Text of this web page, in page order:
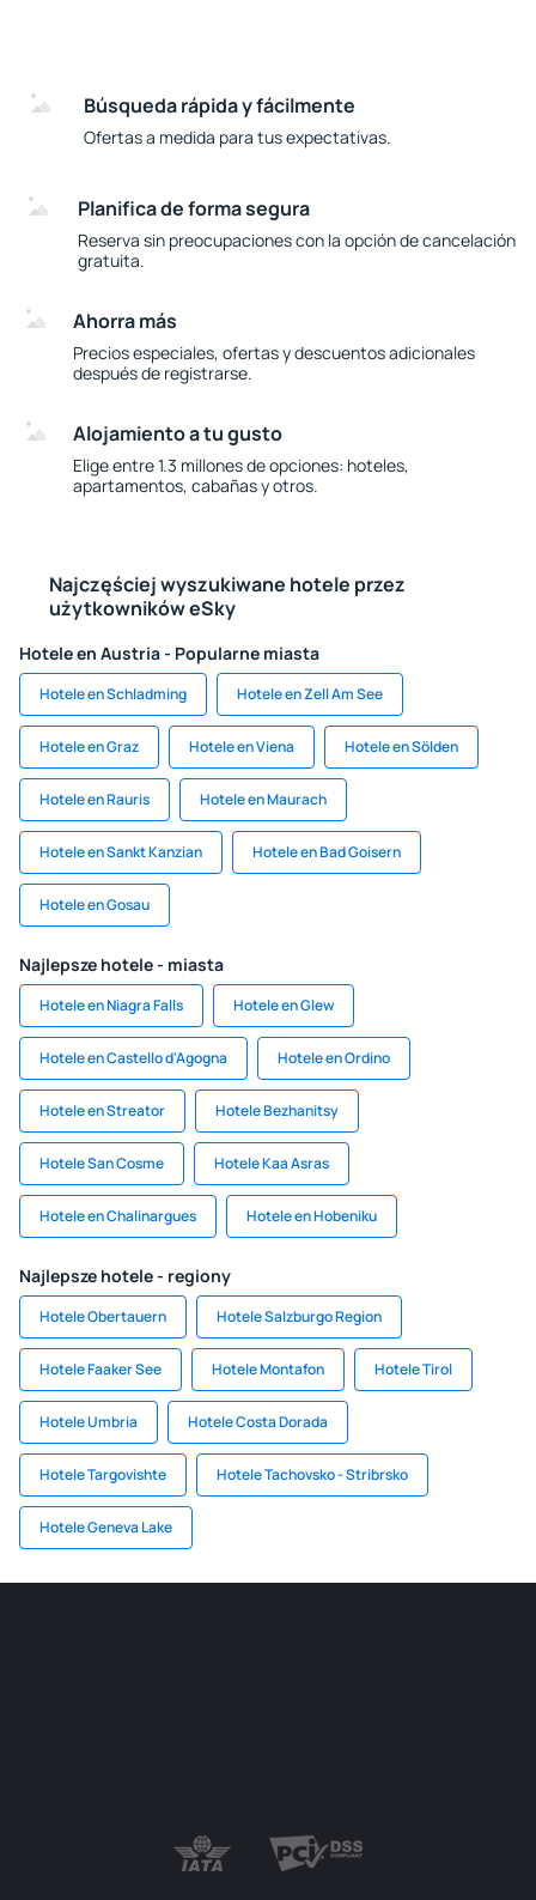
Búsqueda rápida y fácilmente
Ofertas a medida para tus expectativas.
Planifica de forma segura
Reserva sin preocupaciones con la opción de cancelación
gratuita.
Ahorra más
Precios especiales, ofertas y descuentos adicionales
después de registrarse.
Alojamiento a tu gusto
Elige entre 1.3 millones de opciones: hoteles,
apartamentos, cabañas y otros.
Najczęściej wyszukiwane hotele przez
użytkowników eSky
Hotele en Austria - Popularne miasta
Hotele en Schladming Hotele en Zell Am See
Hotele en Graz Hotele en Viena Hotele en Sölden
Hotele en Rauris Hotele en Maurach
Hotele en Sankt Kanzian Hotele en Bad Goisern
Hotele en Gosau
Najlepsze hotele - miasta
Hotele en Niagra Falls Hotele en Glew
Hotele en Castello d'Agogna Hotele en Ordino
Hotele en Streator Hotele Bezhanitsy
Hotele San Cosme Hotele Kaa Asras
Hotele en Chalinargues Hotele en Hobeniku
Najlepsze hotele - regiony
Hotele Obertauern Hotele Salzburgo Region
Hotele Faaker See Hotele Montafon Hotele Tirol
Hotele Umbria Hotele Costa Dorada
Hotele Targovishte Hotele Tachovsko - Stribrsko
Hotele Geneva Lake